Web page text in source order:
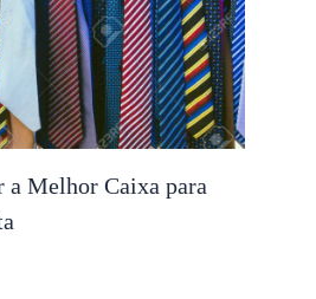
a Melhor Caixa para